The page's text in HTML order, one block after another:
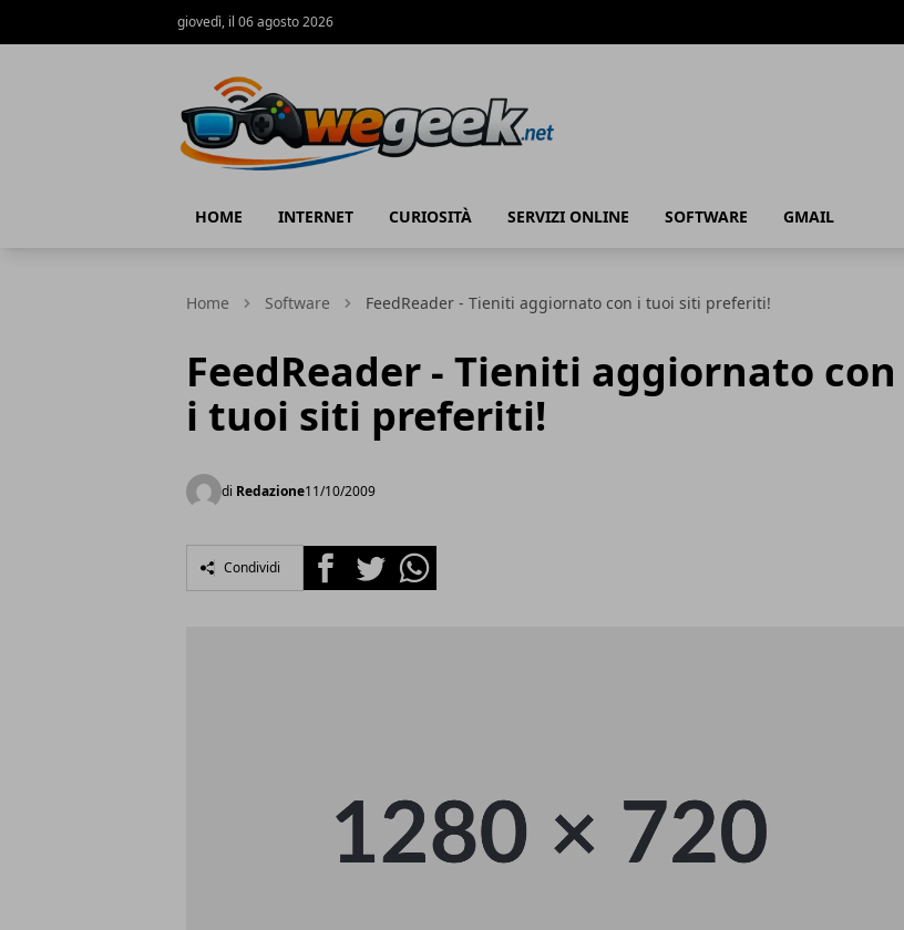
giovedì, il 06 agosto 2026
HOME INTERNET CURIOSITÀ SERVIZI ONLINE SOFTWARE GMAIL
Home Software FeedReader - Tieniti aggiornato con i tuoi siti preferiti!
FeedReader - Tieniti aggiornato con
i tuoi siti preferiti!
di Redazione11/10/2009
Condividi FacebookTwitterWhatsapp